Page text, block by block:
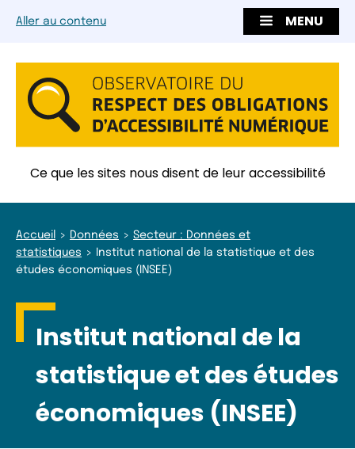
Aller au contenu MENU
Ce que les sites nous disent de leur accessibilité
Accueil Données
Secteur : Données et
statistiques
Institut national de la statistique et des
études économiques (INSEE)
Institut national de la
statistique et des études
économiques (INSEE)